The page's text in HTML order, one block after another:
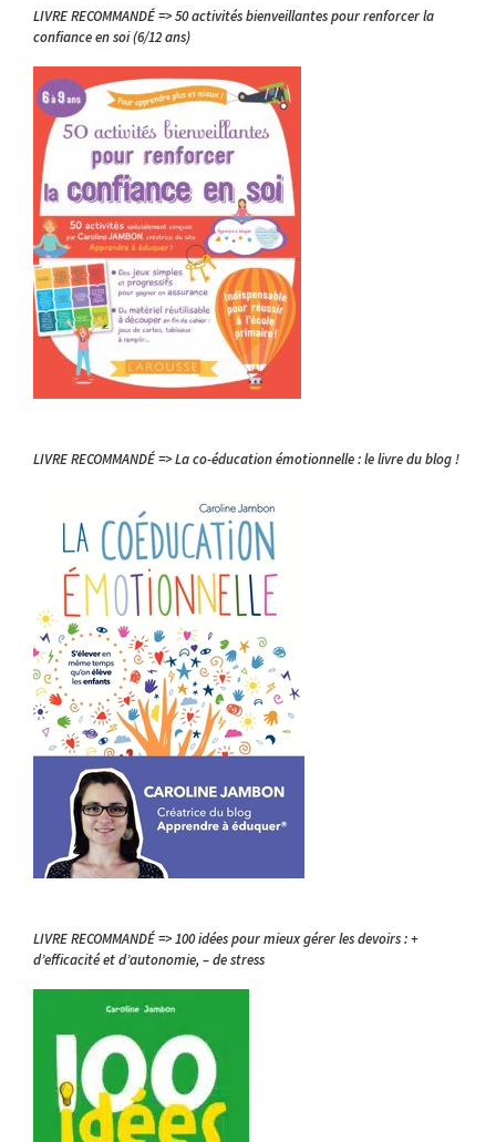
LIVRE RECOMMANDÉ => 50 activités bienveillantes pour renforcer la
confiance en soi (6/12 ans)
LIVRE RECOMMANDÉ => La co-éducation émotionnelle : le livre du blog !
LIVRE RECOMMANDÉ => 100 idées pour mieux gérer les devoirs : +
d’efficacité et d’autonomie, – de stress